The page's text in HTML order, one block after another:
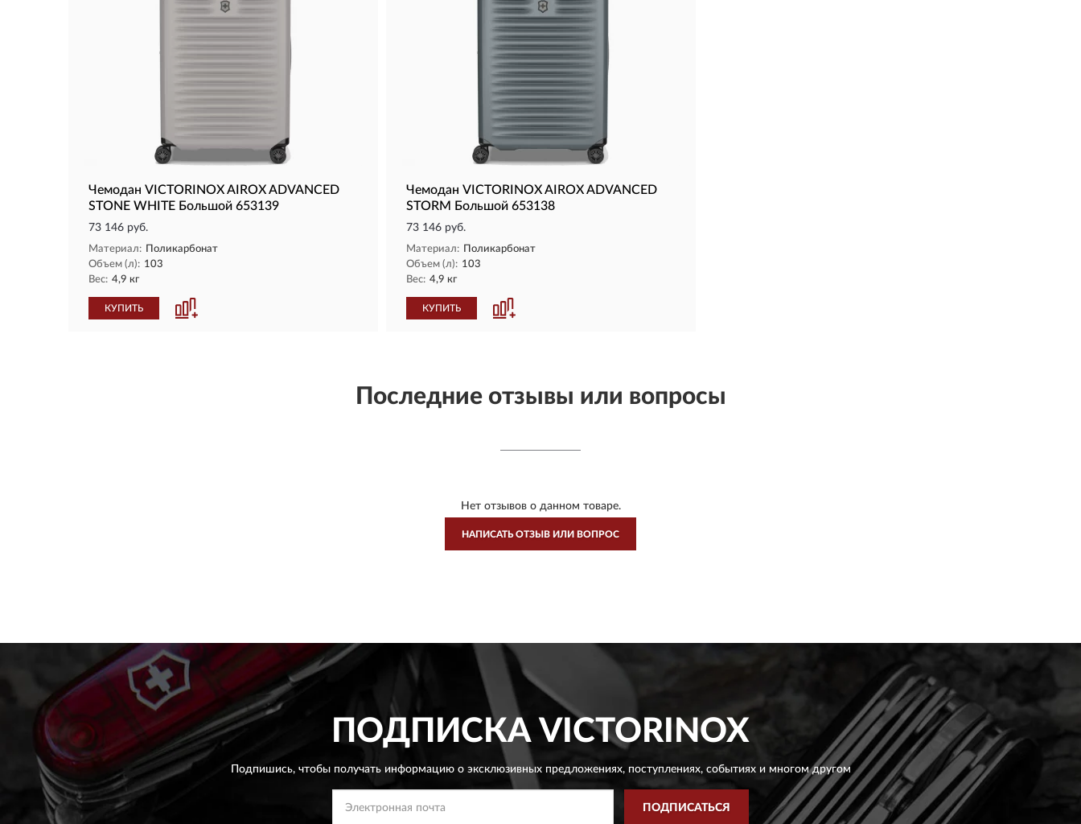
Чемодан VICTORINOX AIROX ADVANCED
STONE WHITE Большой 653139
73 146 руб.
Материал: Поликарбонат
Объем (л): 103
Вес: 4,9 кг
КУПИТЬ
Чемодан VICTORINOX AIROX ADVANCED
STORM Большой 653138
73 146 руб.
Материал: Поликарбонат
Объем (л): 103
Вес: 4,9 кг
КУПИТЬ
Последние отзывы или вопросы
Нет отзывов о данном товаре.
НАПИСАТЬ ОТЗЫВ ИЛИ ВОПРОС
ПОДПИСКАVICTORINOX
Подпишись, чтобы получать информацию о эксклюзивных предложениях,поступлениях, событиях и многом другом
ПОДПИСАТЬСЯ